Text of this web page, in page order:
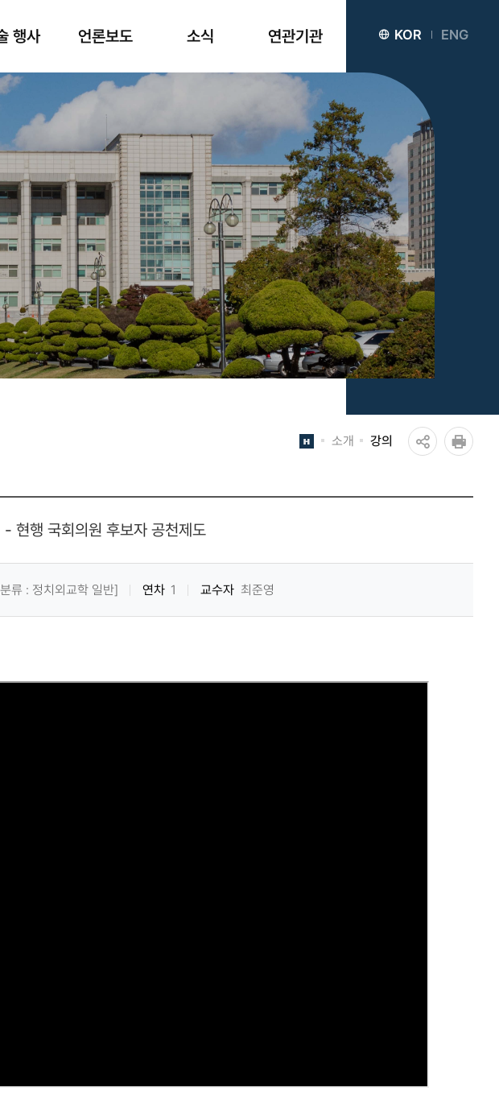
KOR ENG
행사 언론보도 소식 연관기관
소개 강의
유
- 현행 국회의원 후보자 공천제도
류 : 정치외교학 일반] 연차 1 교수자 최준영